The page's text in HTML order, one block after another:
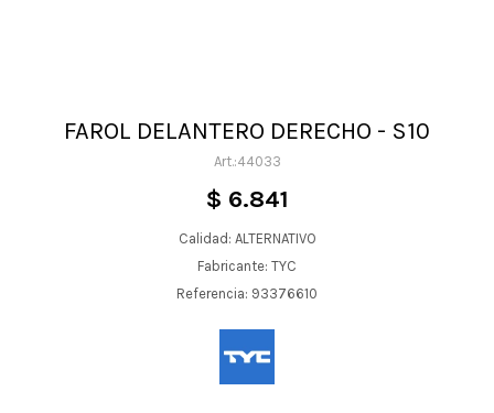
FAROL DELANTERO DERECHO - S10
44033
$ 6.841
Calidad: ALTERNATIVO
Fabricante: TYC
Referencia: 93376610